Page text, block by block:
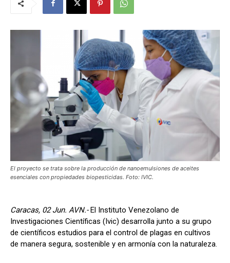
El proyecto se trata sobre la producción de nanoemulsiones de aceites
esenciales con propiedades biopesticidas. Foto: IVIC.
Caracas, 02 Jun. AVN.-El Instituto Venezolano de
Investigaciones Científicas (Ivic) desarrolla junto a su grupo
de científicos estudios para el control de plagas en cultivos
de manera segura, sostenible y en armonía con la naturaleza.